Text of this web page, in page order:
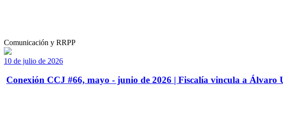
Comunicación y RRPP
10 de julio de 2026
Conexión CCJ #66, mayo - junio de 2026 | Fiscalía vincula a